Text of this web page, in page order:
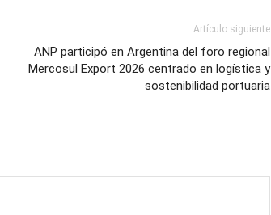
Artículo siguiente
ANP participó en Argentina del foro regional
Mercosul Export 2026 centrado en logística y
sostenibilidad portuaria